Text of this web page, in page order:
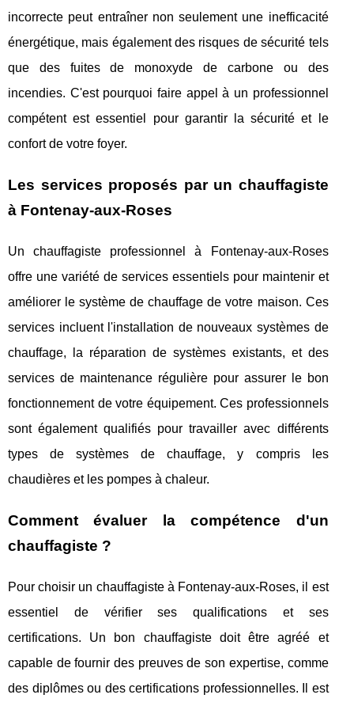
incorrecte peut entraîner non seulement une inefficacité
énergétique, mais également des risques de sécurité tels
que des fuites de monoxyde de carbone ou des
incendies. C'est pourquoi faire appel à un professionnel
compétent est essentiel pour garantir la sécurité et le
confort de votre foyer.
Les services proposés par un chauffagiste
à Fontenay-aux-Roses
Un chauffagiste professionnel à Fontenay-aux-Roses
offre une variété de services essentiels pour maintenir et
améliorer le système de chauffage de votre maison. Ces
services incluent l'installation de nouveaux systèmes de
chauffage, la réparation de systèmes existants, et des
services de maintenance régulière pour assurer le bon
fonctionnement de votre équipement. Ces professionnels
sont également qualifiés pour travailler avec différents
types de systèmes de chauffage, y compris les
chaudières et les pompes à chaleur.
Comment évaluer la compétence d'un
chauffagiste ?
Pour choisir un chauffagiste à Fontenay-aux-Roses, il est
essentiel de vérifier ses qualifications et ses
certifications. Un bon chauffagiste doit être agréé et
capable de fournir des preuves de son expertise, comme
des diplômes ou des certifications professionnelles. Il est